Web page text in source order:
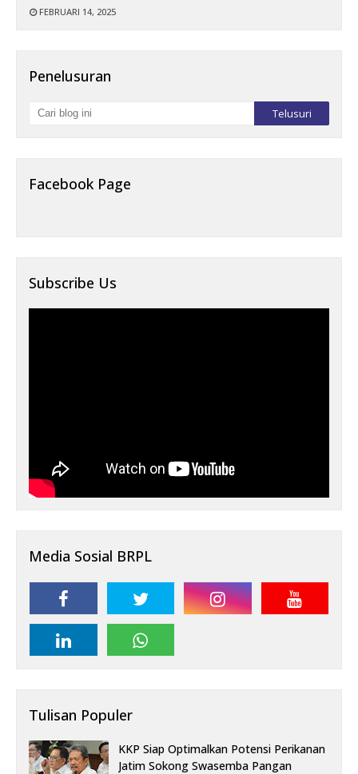
FEBRUARI 14, 2025
Penelusuran
Facebook Page
Subscribe Us
Media Sosial BRPL
Tulisan Populer
KKP Siap Optimalkan Potensi Perikanan
Jatim Sokong Swasemba Pangan